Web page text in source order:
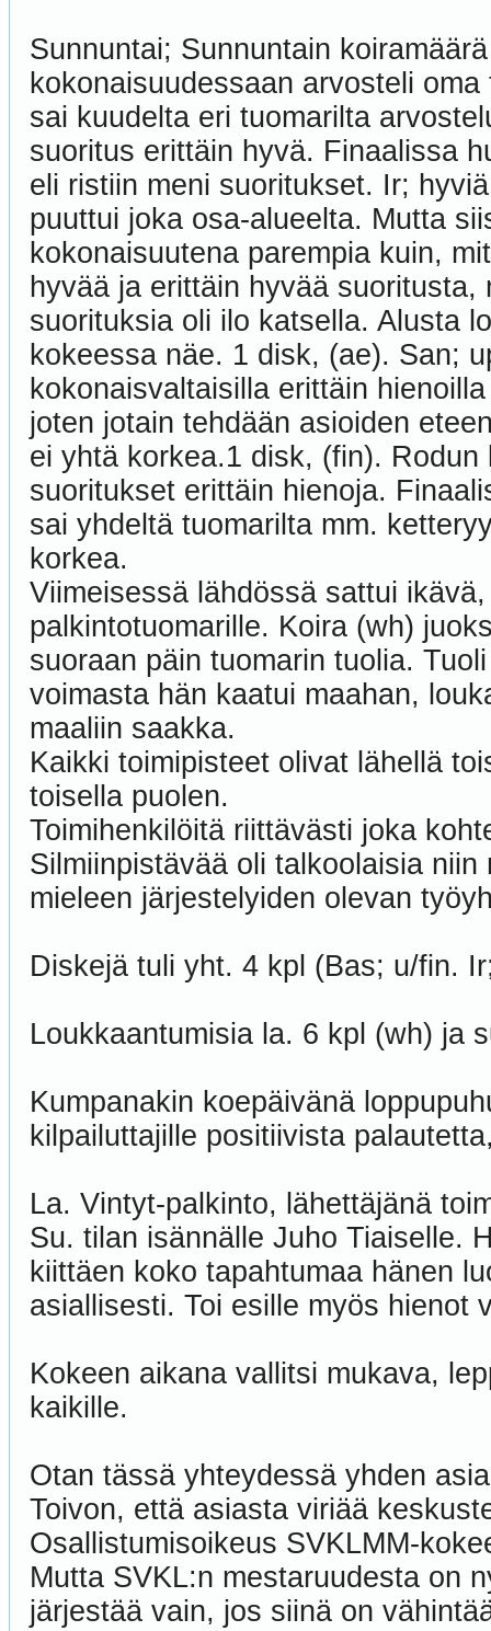
Sunnuntai; Sunnuntain
kokonaisuudessaan arvosteli
sai kuudelta eri tuomarilta
suoritus erittäin hyvä. Finaalissa
eli ristiin meni suoritukset. Ir;
puuttui joka osa-alueelta. Mutta
kokonaisuutena parempia kuin,
hyvää ja erittäin hyvää
suorituksia oli ilo katsella. Alusta
kokeessa näe. 1 disk, (ae). San;
kokonaisvaltaisilla erittäin
joten jotain tehdään asioiden
ei yhtä korkea.1 disk, (fin).
suoritukset erittäin hienoja.
sai yhdeltä tuomarilta mm.
korkea.
Viimeisessä lähdössä sattui
palkintotuomarille. Koira (wh)
suoraan päin tuomarin tuolia.
voimasta hän kaatui maahan,
maaliin saakka.
Kaikki toimipisteet olivat lähellä
toisella puolen.
Toimihenkilöitä riittävästi joka
Silmiinpistävää oli talkoolaisia
mieleen järjestelyiden olevan
Diskejä tuli yht. 4 kpl (Bas; u/fin.
Loukkaantumisia la. 6 kpl (wh) ja
Kumpanakin koepäivänä
kilpailuttajille positiivista
La. Vintyt-palkinto, lähettäjänä
Su. tilan isännälle Juho Tiaiselle.
kiittäen koko tapahtumaa hänen
asiallisesti. Toi esille myös hienot
Kokeen aikana vallitsi mukava,
kaikille.
Otan tässä yhteydessä yhden
Toivon, että asiasta viriää
Osallistumisoikeus SVKLMM-
Mutta SVKL:n mestaruudesta on
järjestää vain, jos siinä on